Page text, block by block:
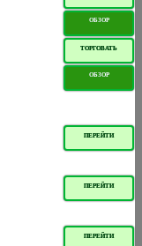
ОБЗОР
ТОРГОВАТЬ
ОБЗОР
ПЕРЕЙТИ
ПЕРЕЙТИ
ПЕРЕЙТИ